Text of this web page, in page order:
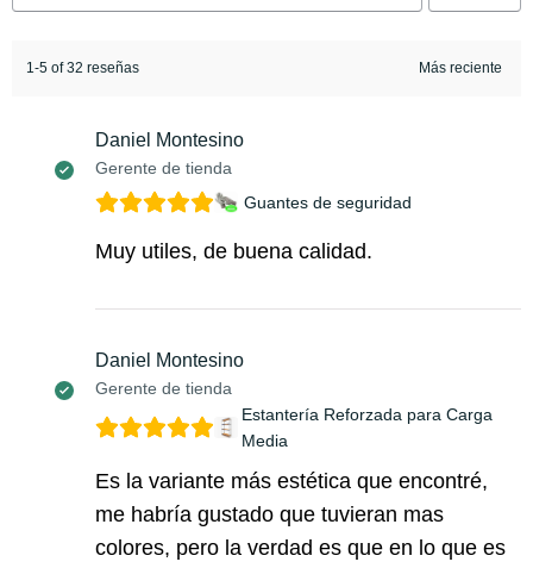
1-5 of 32 reseñas
Daniel Montesino
Gerente de tienda
Guantes de seguridad
Muy utiles, de buena calidad.
Daniel Montesino
Gerente de tienda
Estantería Reforzada para Carga
Media
Es la variante más estética que encontré,
me habría gustado que tuvieran mas
colores, pero la verdad es que en lo que es